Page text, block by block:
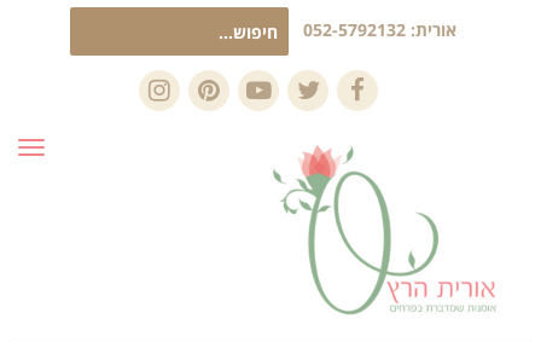
אורית: 052-5792132
עבור:
Facebook
Twitter
YouTube
Pinterest
Instagram